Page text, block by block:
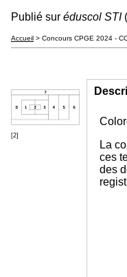
Publié sur éduscol STI(
Accueil > Concours CPGE 2024 -
[2]
La
ces
des